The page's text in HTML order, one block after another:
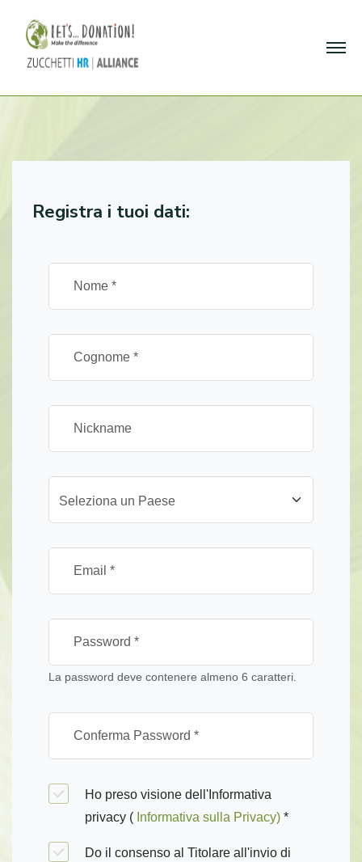
Registra i tuoi dati:
Seleziona un Paese
La password deve contenere almeno 6 caratteri.
Ho preso visione dell'Informativa
privacy ( Informativa sulla Privacy) *
Do il consenso al Titolare all'invio di